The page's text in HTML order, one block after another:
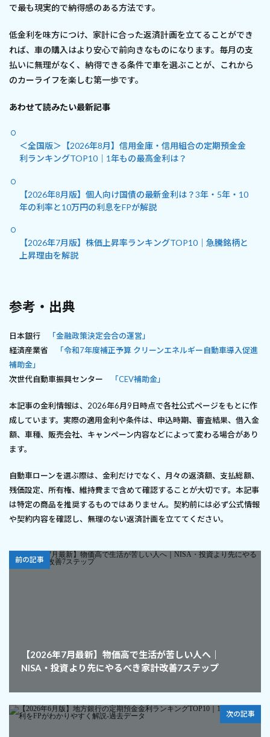
で最も現実的で納得感のある方法です。
低金利を味方につけ、家計に合った返済計画を立てることができ
れば、車の購入はより安心で前向きなものになります。毎月の支
払いに無理がなく、納得できる条件で車を選ぶことが、これから
のカーライフを楽しむ第一歩です。
あわせて読みたい最新記事
＜全国版＞【2026年8月】信用金庫・信用組合の定期預金金
利ランキングTOP10｜1年もの最高金利は？
【2026年8月版】個人向け国債の最新金利は？3年・5年・10
年の利率と10万円の利息をFPが解説
【2026年7月版】株価上昇率ランキングTOP10｜急騰銘柄と
上昇理由を解説
参考・出典
日本銀行
「金融政策決定会合の運営」
経済産業省
「令和7年度補正予算 クリーンエネルギー自動車導入促進
補助金」
次世代自動車振興センター
「CEV補助金」
本記事の金利情報は、2026年6月9日時点で各社公式ページをもとに作
成しています。実際の適用金利や条件は、申込時期、審査結果、借入金
額、車種、販売会社、キャンペーン内容などによって変わる場合があり
ます。
自動車ローンを選ぶ際は、金利だけでなく、月々の返済額、支払総額、
残価設定、所有権、維持費まで含めて確認することが大切です。本記事
は特定の商品を推奨するものではありません。契約前には必ず公式情報
や契約内容を確認し、無理のない返済計画を立ててください。
前の記事
【2026年7月最新】物価高で生活が苦しい人へ｜
NISA・投資より先にやるべき家計改善7ステップ
次の記事